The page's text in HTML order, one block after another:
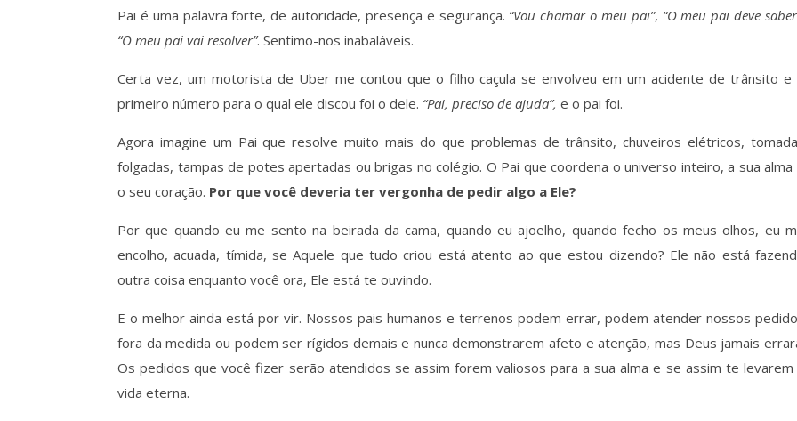
Pai é uma palavra forte, de autoridade, presença e segurança. “Vou chamar o meu pai”, “O meu pai deve
“O meu pai vai resolver”. Sentimo-nos inabaláveis.
Certa vez, um motorista de Uber me contou que o filho caçula se envolveu em um acidente de trânsito e
primeiro número para o qual ele discou foi o dele. “Pai, preciso de ajuda”, e o pai foi.
Agora imagine um Pai que resolve muito mais do que problemas de trânsito, chuveiros elétricos,
folgadas, tampas de potes apertadas ou brigas no colégio. O Pai que coordena o universo inteiro, a sua alma
o seu coração. Por que você deveria ter vergonha de pedir algo a Ele?
Por que quando eu me sento na beirada da cama, quando eu ajoelho, quando fecho os meus olhos, eu
encolho, acuada, tímida, se Aquele que tudo criou está atento ao que estou dizendo? Ele não está
outra coisa enquanto você ora, Ele está te ouvindo.
E o melhor ainda está por vir. Nossos pais humanos e terrenos podem errar, podem atender nossos
fora da medida ou podem ser rígidos demais e nunca demonstrarem afeto e atenção, mas Deus jamais
Os pedidos que você fizer serão atendidos se assim forem valiosos para a sua alma e se assim te levarem
vida eterna.